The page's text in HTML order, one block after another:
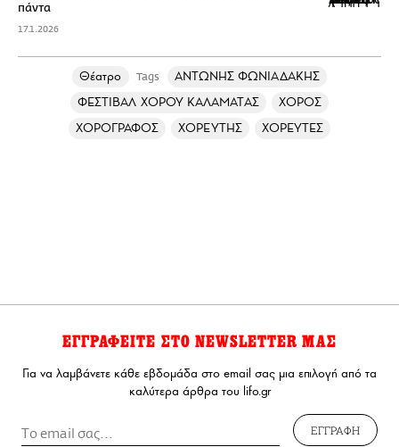
πάντα
17.1.2026
Θέατρο Tags
ΑΝΤΩΝΗΣ ΦΩΝΙΑΔΑΚΗΣ
ΦΕΣΤΙΒΑΛ ΧΟΡΟΥ ΚΑΛΑΜΑΤΑΣ
ΧΟΡΟΣ
ΧΟΡΟΓΡΑΦΟΣ
ΧΟΡΕΥΤΗΣ ΧΟΡΕΥΤΕΣ
ΕΓΓΡΑΦΕΙΤΕ ΣΤΟ NEWSLETTER ΜΑΣ
Για να λαμβάνετε κάθε εβδομάδα στο email σας μια επιλογή από τα
καλύτερα άρθρα του lifo.gr
ΕΓΓΡΑΦΗ